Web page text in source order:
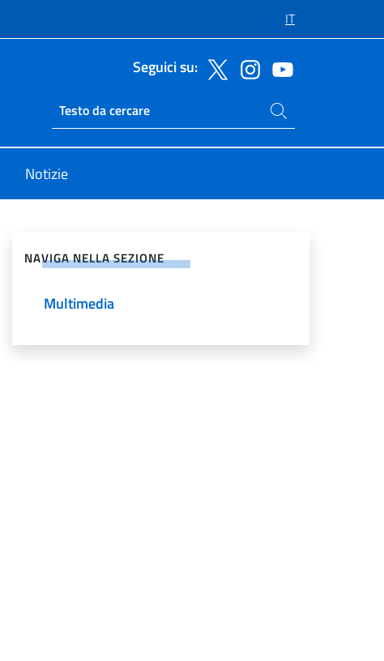
IT
Seguici su:
Ricerca sito live
Cerca nel sito
Notizie
NAVIGA NELLA SEZIONE
Multimedia